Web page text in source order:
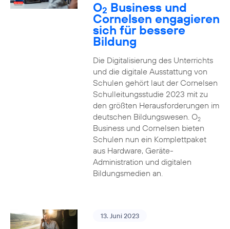
O2 Business und
Cornelsen engagieren
sich für bessere
Bildung
Die Digitalisierung des Unterrichts
und die digitale Ausstattung von
Schulen gehört laut der Cornelsen
Schulleitungsstudie 2023 mit zu
den größten Herausforderungen im
deutschen Bildungswesen. O2
Business und Cornelsen bieten
Schulen nun ein Komplettpaket
aus Hardware, Geräte-
Administration und digitalen
Bildungsmedien an.
13. Juni 2023